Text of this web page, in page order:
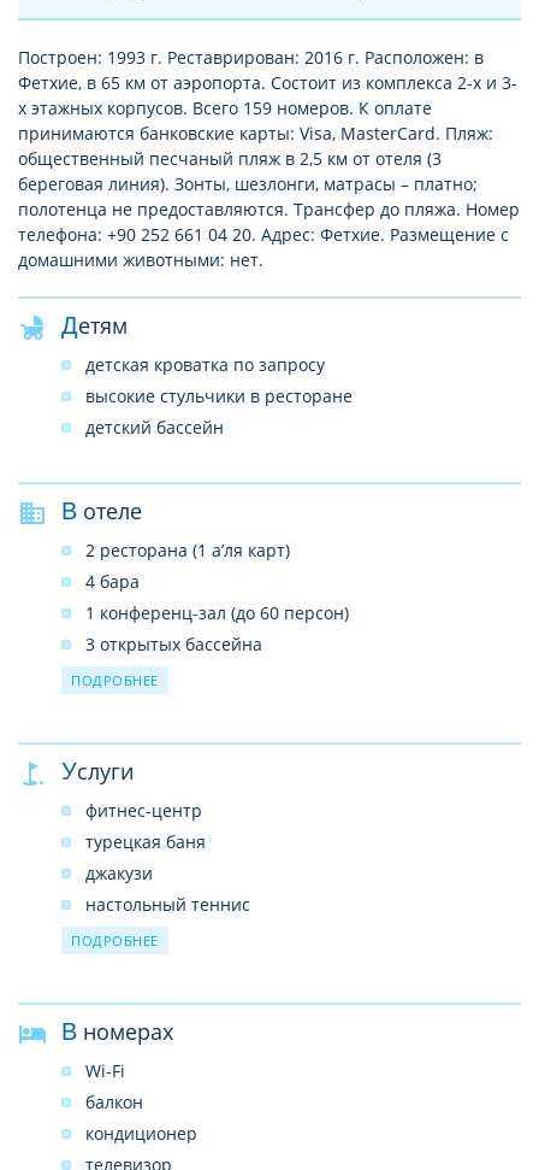
Построен: 1993 г. Реставрирован: 2016 г. Расположен: в
Фетхие, в 65 км от аэропорта. Состоит из комплекса 2-х и 3-
х этажных корпусов. Всего 159 номеров. К оплате
принимаются банковские карты: Visa, MasterCard. Пляж:
общественный песчаный пляж в 2,5 км от отеля (3
береговая линия). Зонты, шезлонги, матрасы – платно;
полотенца не предоставляются. Трансфер до пляжа. Номер
телефона: +90 252 661 04 20. Адрес: Фетхие. Размещение с
домашними животными: нет.
Детям
детская кроватка по запросу
высокие стульчики в ресторане
детский бассейн
В отеле
2 ресторана (1 а’ля карт)
4 бара
1 конференц-зал (до 60 персон)
3 открытых бассейна
SPA–центр
интернет-кафе (платно)
Wi-Fi в лобби (бесплатно)
ПОДРОБНЕЕ
Услуги
фитнес-центр
турецкая баня
джакузи
настольный теннис
теннисный корт
дартс
шахматы
пляжный волейбол
мини-гольф
ПОДРОБНЕЕ
В номерах
Wi-Fi
балкон
кондиционер
телевизор